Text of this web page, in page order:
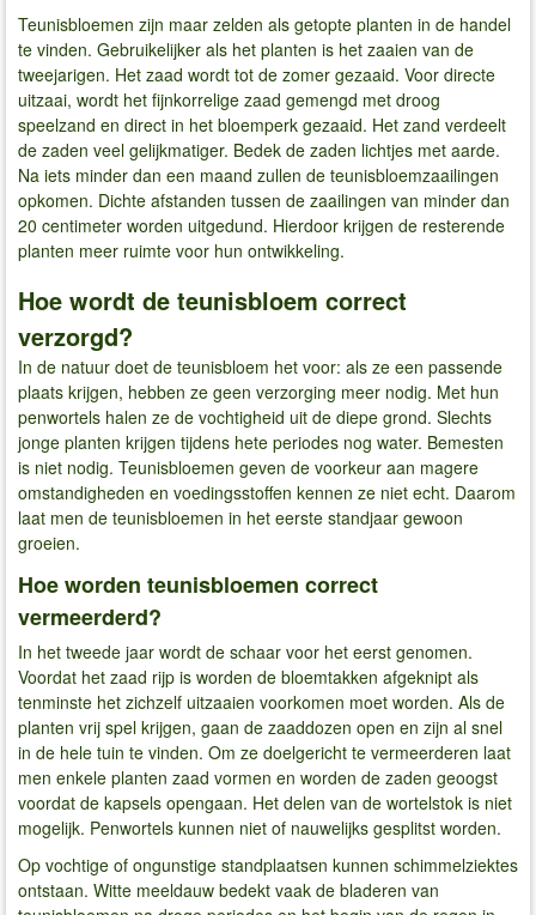
Teunisbloemen zijn maar zelden als getopte planten in de handel
te vinden. Gebruikelijker als het planten is het zaaien van de
tweejarigen. Het zaad wordt tot de zomer gezaaid. Voor directe
uitzaai, wordt het fijnkorrelige zaad gemengd met droog
speelzand en direct in het bloemperk gezaaid. Het zand verdeelt
de zaden veel gelijkmatiger. Bedek de zaden lichtjes met aarde.
Na iets minder dan een maand zullen de teunisbloemzaailingen
opkomen. Dichte afstanden tussen de zaailingen van minder dan
20 centimeter worden uitgedund. Hierdoor krijgen de resterende
planten meer ruimte voor hun ontwikkeling.
Hoe wordt de teunisbloem correct
verzorgd?
In de natuur doet de teunisbloem het voor: als ze een passende
plaats krijgen, hebben ze geen verzorging meer nodig. Met hun
penwortels halen ze de vochtigheid uit de diepe grond. Slechts
jonge planten krijgen tijdens hete periodes nog water. Bemesten
is niet nodig. Teunisbloemen geven de voorkeur aan magere
omstandigheden en voedingsstoffen kennen ze niet echt. Daarom
laat men de teunisbloemen in het eerste standjaar gewoon
groeien.
Hoe worden teunisbloemen correct
vermeerderd?
In het tweede jaar wordt de schaar voor het eerst genomen.
Voordat het zaad rijp is worden de bloemtakken afgeknipt als
tenminste het zichzelf uitzaaien voorkomen moet worden. Als de
planten vrij spel krijgen, gaan de zaaddozen open en zijn al snel
in de hele tuin te vinden. Om ze doelgericht te vermeerderen laat
men enkele planten zaad vormen en worden de zaden geoogst
voordat de kapsels opengaan. Het delen van de wortelstok is niet
mogelijk. Penwortels kunnen niet of nauwelijks gesplitst worden.
Op vochtige of ongunstige standplaatsen kunnen schimmelziektes
ontstaan. Witte meeldauw bedekt vaak de bladeren van